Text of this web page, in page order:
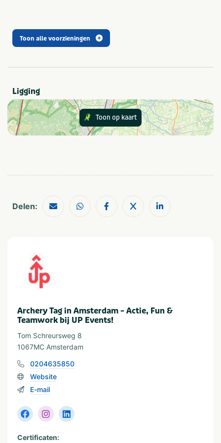
Gezelschap
Bedrijfsuitje
Familiedag
Kinderfeestje
Vrijgezellenfeest
Vrijgezellenfeest mannen
Vrijgezellenfeest vrouwen
Groepen
Dagje uit
5-9
10-24
25-49
Provincie(s) en streek
Noord-Holland
Categorie
Sportief & actief
VeBON gecertificeerd
Ja
Toon alle voorzieningen
Ligging
Toon op kaart
Delen:
Archery Tag in Amsterdam – Actie, Fun &
Teamwork bij UP Events!
Tom Schreursweg 8
1067MC Amsterdam
0204635850
Website
E-mail
Certificaten: